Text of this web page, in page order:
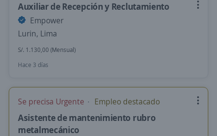
Auxiliar de Recepción y Reclutamiento
Empower
Lurin, Lima
S/. 1.130,00 (Mensual)
Hace 3 días
Se precisa Urgente Empleo destacado
Asistente de mantenimiento rubro
metalmecánico